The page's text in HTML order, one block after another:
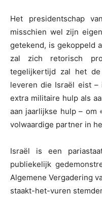
Het presidentschap
misschien wel zijn
getekend, is gekoppeld
zal zich retorisch
tegelijkertijd zal het
leveren die Israël eist –
extra militaire hulp als
aan jaarlijkse hulp – om
volwaardige partner in
Israël is een
publiekelijk
Algemene Vergadering
staakt-het-vuren